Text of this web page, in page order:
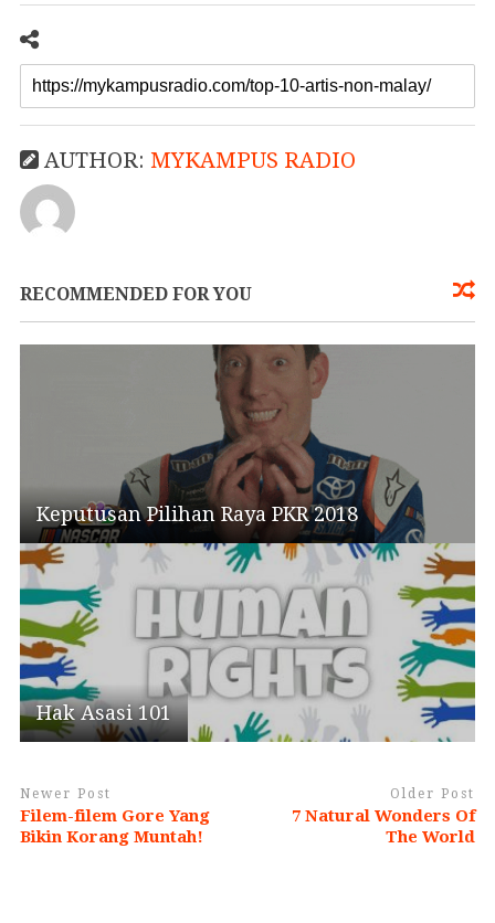
AUTHOR: MYKAMPUS RADIO
RECOMMENDED FOR YOU
Keputusan Pilihan Raya PKR 2018
Hak Asasi 101
Newer Post
Filem-filem Gore Yang
Bikin Korang Muntah!
Older Post
7 Natural Wonders Of
The World